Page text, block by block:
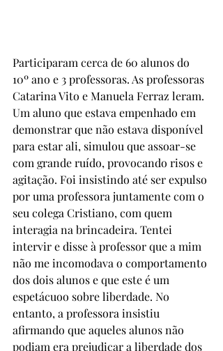
Participaram cerca de 60 alunos do
10º ano e 3 professoras. As professoras
Catarina Vito e Manuela Ferraz leram.
Um aluno que estava empenhado em
demonstrar que não estava disponível
para estar ali, simulou que assoar-se
com grande ruído, provocando risos e
agitação. Foi insistindo até ser expulso
por uma professora juntamente com o
seu colega Cristiano, com quem
interagia na brincadeira. Tentei
intervir e disse à professor que a mim
não me incomodava o comportamento
dos dois alunos e que este é um
espetácuoo sobre liberdade. No
entanto, a professora insistiu
afirmando que aqueles alunos não
podiam era prejudicar a liberdade dos